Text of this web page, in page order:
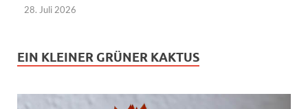
28. Juli 2026
EIN KLEINER GRÜNER KAKTUS